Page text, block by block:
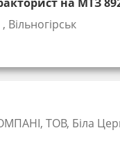
ТОВ, Біла